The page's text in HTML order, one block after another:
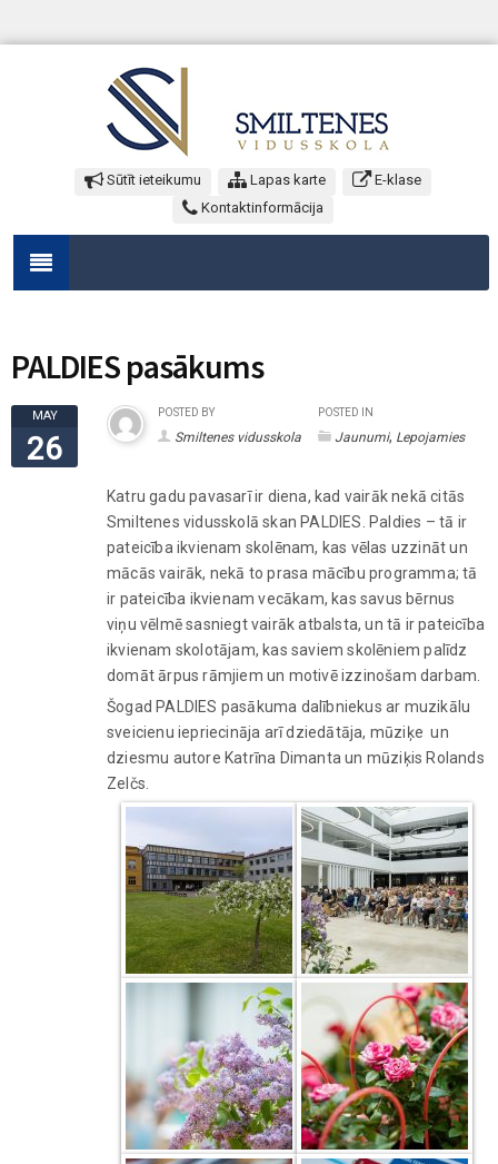
Sūtīt ieteikumu Lapas karte
E-klase
Kontaktinformācija
PALDIES pasākums
MAY
26
POSTED BY
Smiltenes vidusskola
POSTED IN
Jaunumi, Lepojamies
Katru gadu pavasarī ir diena, kad vairāk nekā citās
Smiltenes vidusskolā skan PALDIES. Paldies – tā ir
pateicība ikvienam skolēnam, kas vēlas uzzināt un
mācās vairāk, nekā to prasa mācību programma; tā
ir pateicība ikvienam vecākam, kas savus bērnus
viņu vēlmē sasniegt vairāk atbalsta, un tā ir pateicība
ikvienam skolotājam, kas saviem skolēniem palīdz
domāt ārpus rāmjiem un motivē izzinošam darbam.
Šogad PALDIES pasākuma dalībniekus ar muzikālu
sveicienu iepriecināja arī dziedātāja, mūziķe un
dziesmu autore Katrīna Dimanta un mūziķis Rolands
Zelčs.